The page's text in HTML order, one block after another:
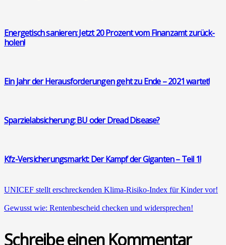
Ener­ge­tisch sanie­ren: Jetzt 20 Pro­zent vom Finanz­amt zurück­
ho­len!
Ein Jahr der Her­aus­for­de­run­gen geht zu Ende – 2021 war­tet!
Spar­ziel­ab­si­che­rung: BU oder Dread Dise­a­se?
Kfz-Ver­si­che­rungs­markt: Der Kampf der Gigan­ten – Teil 1!
UNICEF stellt erschre­cken­den Kli­ma-Risi­ko-Index für Kin­der vor!
Gewusst wie: Ren­ten­be­scheid che­cken und wider­spre­chen!
Schreibe einen Kommentar